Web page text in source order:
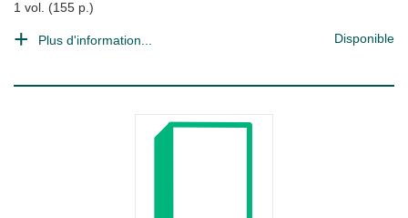
1 vol. (155 p.)
Plus d'information... Disponible